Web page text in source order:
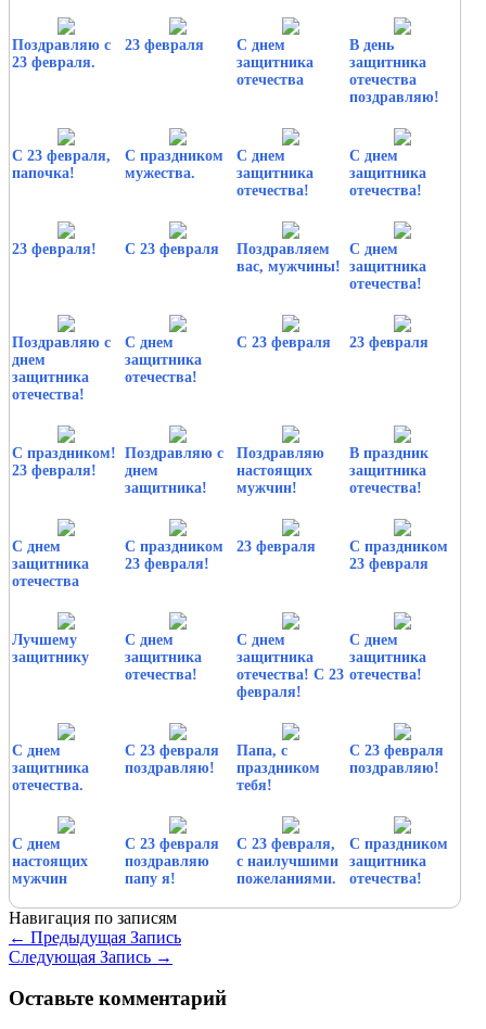
Поздравляю с
23 февраля.
23 февраля
С днем
защитника
отечества
В день
защитника
отечества
поздравляю!
С 23 февраля,
папочка!
С праздником
мужества.
С днем
защитника
отечества!
С днем
защитника
отечества!
23 февраля! С 23 февраля
Поздравляем
вас, мужчины!
С днем
защитника
отечества!
Поздравляю с
днем
защитника
отечества!
С днем
защитника
отечества!
С 23 февраля 23 февраля
С праздником!
23 февраля!
Поздравляю с
днем
защитника!
Поздравляю
настоящих
мужчин!
В праздник
защитника
отечества!
С днем
защитника
отечества
С праздником
23 февраля!
23 февраля
С праздником
23 февраля
Лучшему
защитнику
С днем
защитника
отечества!
С днем
защитника
отечества! С 23
февраля!
С днем
защитника
отечества!
С днем
защитника
отечества.
С 23 февраля
поздравляю!
Папа, с
праздником
тебя!
С 23 февраля
поздравляю!
С днем
настоящих
мужчин
С 23 февраля
поздравляю
папу я!
С 23 февраля,
с наилучшими
пожеланиями.
С праздником
защитника
отечества!
Навигация по записям
← Предыдущая Запись
Следующая Запись →
Оставьте комментарий